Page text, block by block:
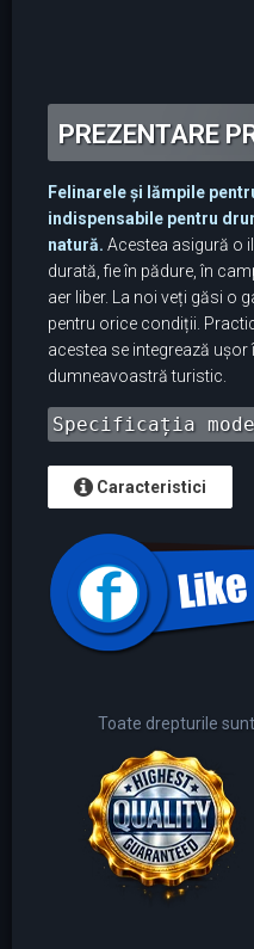
PREZENTARE
Felinarele și lămpile
indispensabile pentru
natură. Acestea asigură o
durată, fie în pădure, în
aer liber. La noi veți găsi o
pentru orice condiții.
acestea se integrează ușor
dumneavoastră turistic.
Specificația
Caracteristici
Toate drepturile